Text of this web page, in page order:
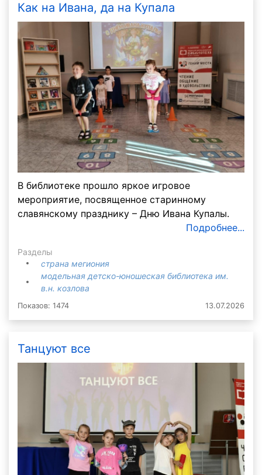
Как на Ивана, да на Купала
В библиотеке прошло яркое игровое
мероприятие, посвященное старинному
славянскому празднику – Дню Ивана Купалы.
Подробнее...
Разделы
страна мегиония
модельная детско-юношеская библиотека им.
в.н. козлова
Показов: 1474 13.07.2026
Танцуют все